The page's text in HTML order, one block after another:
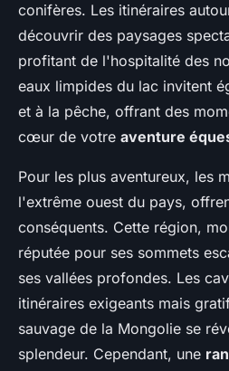
conifères. Les itinéraires
découvrir des paysages
profitant de l'hospitalité des
eaux limpides du lac invitent
et à la pêche, offrant des
cœur de votre aventure
Pour les plus aventureux, les
l'extrême ouest du pays,
conséquents. Cette région,
réputée pour ses sommets
ses vallées profondes. Les
itinéraires exigeants mais
sauvage de la Mongolie se
splendeur. Cependant, une